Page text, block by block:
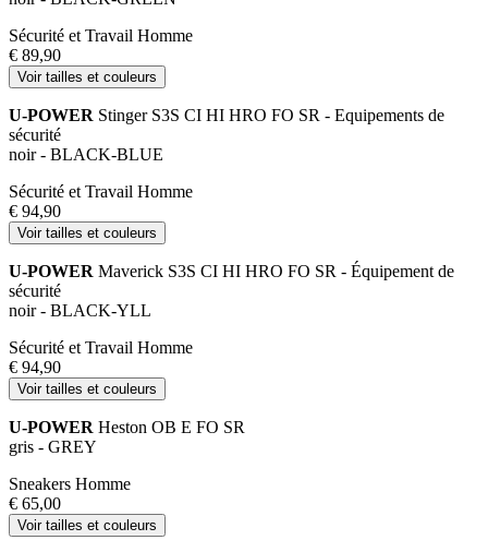
Sécurité et Travail Homme
€ 89,90
Voir tailles et couleurs
U-POWER Stinger S3S CI HI HRO FO SR - Equipements de
sécurité
noir - BLACK-BLUE
Sécurité et Travail Homme
€ 94,90
Voir tailles et couleurs
U-POWER Maverick S3S CI HI HRO FO SR - Équipement de
sécurité
noir - BLACK-YLL
Sécurité et Travail Homme
€ 94,90
Voir tailles et couleurs
U-POWER Heston OB E FO SR
gris - GREY
Sneakers Homme
€ 65,00
Voir tailles et couleurs